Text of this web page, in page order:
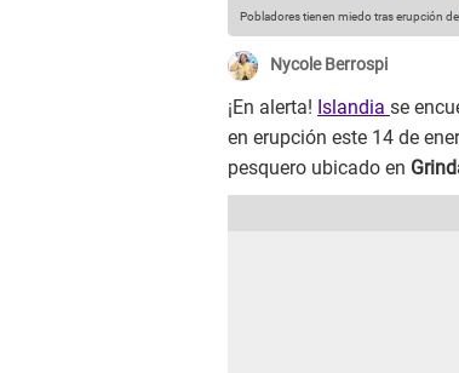
Pobladores tienen miedo tras erupción
Nycole Berrospi
¡En alerta! Islandia se
en erupción este 14 de
pesquero ubicado en